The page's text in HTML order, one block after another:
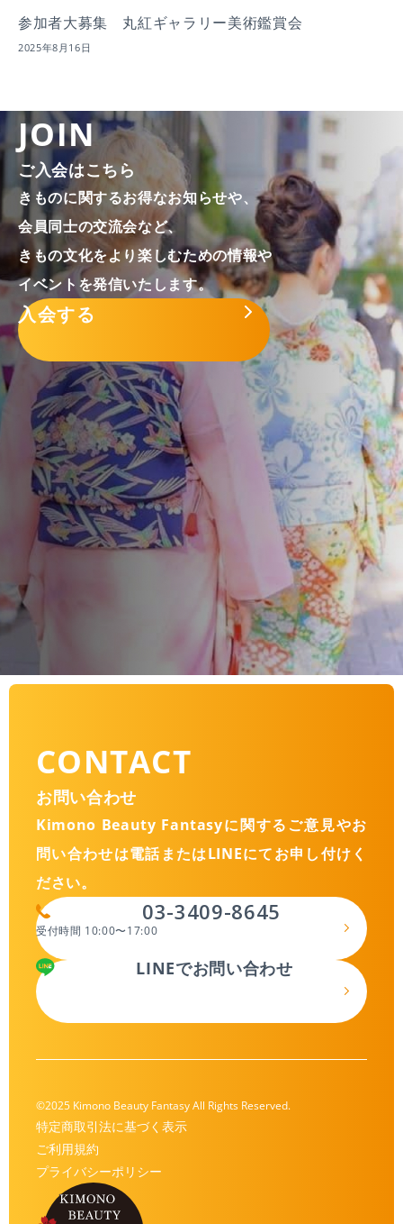
参加者大募集 丸紅ギャラリー美術鑑賞会
2025年8月16日
JOIN
ご入会はこちら
きものに関するお得なお知らせや、
会員同士の交流会など、
きもの文化をより楽しむための情報や
イベントを発信いたします。
入会する
CONTACT
お問い合わせ
Kimono Beauty Fantasyに関するご意見やお
問い合わせは電話またはLINEにてお申し付けく
ださい。
03-3409-8645
受付時間 10:00〜17:00
LINEでお問い合わせ
©2025 Kimono Beauty Fantasy All Rights Reserved.
特定商取引法に基づく表示
ご利用規約
プライバシーポリシー